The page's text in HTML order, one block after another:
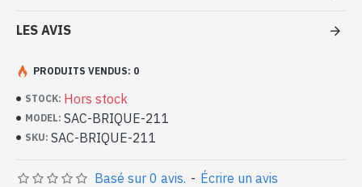
- Sac 100 % polyuréthane
- Fermé par une fermeture éclair
portable et 1 poche
- Poche extérieur arrière zippée
- Dimensions du sac 26 x 39 x 10 cm env
- Pièce unique
Sac à main Brique 100 %
polyuréthane (SAC-BRIQUE-211)
LES AVIS
STOCK: Hors stock
MODEL: SAC-BRIQUE-211
SKU: SAC-BRIQUE-211
PRODUITS VENDUS: 0
Basé sur 0 avis. - Écrire un avis